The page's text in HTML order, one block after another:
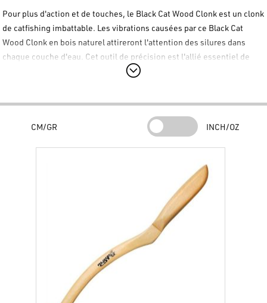
Pour plus d'action et de touches, le Black Cat Wood Clonk est un clonk
de catfishing imbattable. Les vibrations causées par ce Black Cat
Wood Clonk en bois naturel attireront l'attention des silures dans
chaque couche d'eau. Cet outil de précision est l'allié essentiel de
ceux qui pratiquent la pêche active en bateau, permettant de localiser
La versionShallow WaterduBlack Cat Wood Clonkest excellente
pour les eaux calmes jusqu'à 6 mètres de profondeur, grâce à des
ondes de pression relativement plus douces. La versionDeep Water
Black Cat Wood Clonkproduit des ondes de pression très fortes et
de longue portée, ce qui la rend parfaite pour les eaux plus profondes
Bois de qualité supérieure avec une belle finition.
Disponible en version
Efficacité :Fournit des vibrations attractives et des ondes de
CM/GR INCH/OZ